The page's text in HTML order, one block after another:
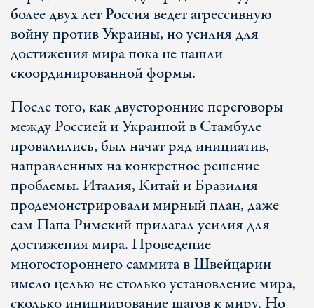
более двух лет Россия ведет агрессивную
войну против Украины, но усилия для
достижения мира пока не нашли
скоординированной формы.
После того, как двусторонние переговоры
между Россией и Украиной в Стамбуле
провалились, был начат ряд инициатив,
направленных на конкретное решение
проблемы. Италия, Китай и Бразилия
продемонстрировали мирный план, даже
сам Папа Римский прилагал усилия для
достижения мира. Проведение
многостороннего саммита в Швейцарии
имело целью не столько установление мира,